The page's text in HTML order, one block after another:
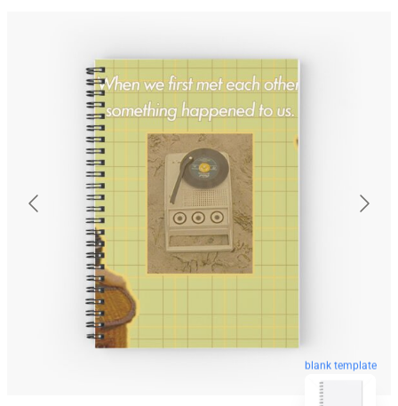
blank template